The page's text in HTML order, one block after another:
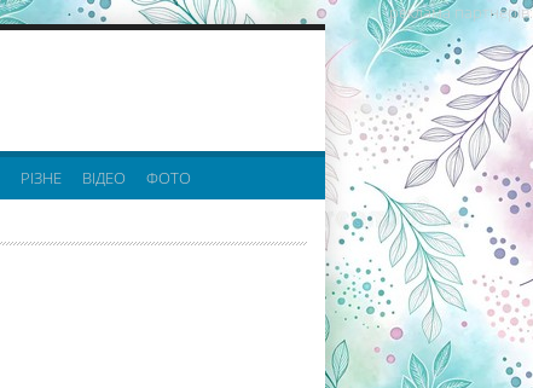
реклама партнерів:
РІЗНЕ ВІДЕО ФОТО